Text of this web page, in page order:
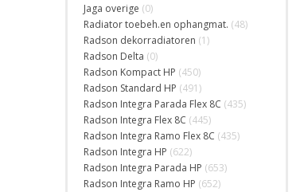
Jaga overige (0)
Radiator toebeh.en ophangmat. (48)
Radson dekorradiatoren (1)
Radson Delta (0)
Radson Kompact HP (450)
Radson Standard HP (491)
Radson Integra Parada Flex 8C (435)
Radson Integra Flex 8C (445)
Radson Integra Ramo Flex 8C (435)
Radson Integra HP (622)
Radson Integra Parada HP (653)
Radson Integra Ramo HP (652)